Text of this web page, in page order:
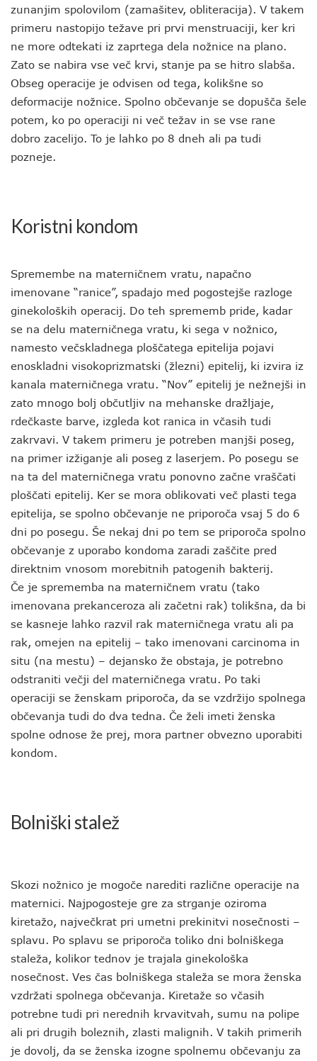
zunanjim spolovilom (zamašitev, obliteracija). V takem
primeru nastopijo težave pri prvi menstruaciji, ker kri
ne more odtekati iz zaprtega dela nožnice na plano.
Zato se nabira vse več krvi, stanje pa se hitro slabša.
Obseg operacije je odvisen od tega, kolikšne so
deformacije nožnice. Spolno občevanje se dopušča šele
potem, ko po operaciji ni več težav in se vse rane
dobro zacelijo. To je lahko po 8 dneh ali pa tudi
pozneje.
Koristni kondom
Spremembe na materničnem vratu, napačno
imenovane “ranice”, spadajo med pogostejše razloge
ginekoloških operacij. Do teh sprememb pride, kadar
se na delu materničnega vratu, ki sega v nožnico,
namesto večskladnega ploščatega epitelija pojavi
enoskladni visokoprizmatski (žlezni) epitelij, ki izvira iz
kanala materničnega vratu. “Nov” epitelij je nežnejši in
zato mnogo bolj občutljiv na mehanske dražljaje,
rdečkaste barve, izgleda kot ranica in včasih tudi
zakrvavi. V takem primeru je potreben manjši poseg,
na primer izžiganje ali poseg z laserjem. Po posegu se
na ta del materničnega vratu ponovno začne vraščati
ploščati epitelij. Ker se mora oblikovati več plasti tega
epitelija, se spolno občevanje ne priporoča vsaj 5 do 6
dni po posegu. Še nekaj dni po tem se priporoča spolno
občevanje z uporabo kondoma zaradi zaščite pred
direktnim vnosom morebitnih patogenih bakterij.
Če je sprememba na materničnem vratu (tako
imenovana prekanceroza ali začetni rak) tolikšna, da bi
se kasneje lahko razvil rak materničnega vratu ali pa
rak, omejen na epitelij – tako imenovani carcinoma in
situ (na mestu) – dejansko že obstaja, je potrebno
odstraniti večji del materničnega vratu. Po taki
operaciji se ženskam priporoča, da se vzdržijo spolnega
občevanja tudi do dva tedna. Če želi imeti ženska
spolne odnose že prej, mora partner obvezno uporabiti
kondom.
Bolniški stalež
Skozi nožnico je mogoče narediti različne operacije na
maternici. Najpogosteje gre za strganje oziroma
kiretažo, največkrat pri umetni prekinitvi nosečnosti –
splavu. Po splavu se priporoča toliko dni bolniškega
staleža, kolikor tednov je trajala ginekološka
nosečnost. Ves čas bolniškega staleža se mora ženska
vzdržati spolnega občevanja. Kiretaže so včasih
potrebne tudi pri nerednih krvavitvah, sumu na polipe
ali pri drugih boleznih, zlasti malignih. V takih primerih
je dovolj, da se ženska izogne spolnemu občevanju za